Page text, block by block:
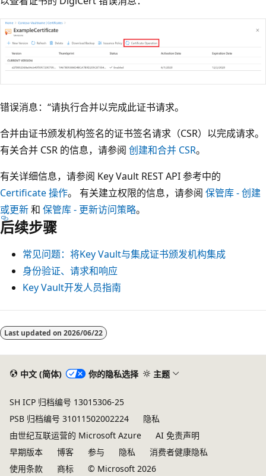
错误消息：“请执行合并以完成此证书请求。
合并由证书颁发机构签名的证书签名请求（CSR）以完成请求。
有关合并 CSR 的信息，请参阅 创建和合并 CSR。
有关详细信息，请参阅 Key Vault REST API 参考中的
Certificate 操作。 有关建立权限的信息，请参阅 保管库 - 创建
或更新和 保管库 - 更新访问策略。
后续步骤
常见问题：将Key Vault与集成证书颁发机构集成
身份验证、请求和响应
Key Vault开发人员指南
Last updated on 2026/06/22
中文 (简体) 你的隐私选择 主题
SH ICP 归档编号 13015306-25
PSB 归档编号 31011502002224
隐私
由世纪互联运营的 Microsoft Azure
AI 免责声明
早期版本
博客 参与 隐私
消费者健康隐私
使用条款
商标 © Microsoft 2026